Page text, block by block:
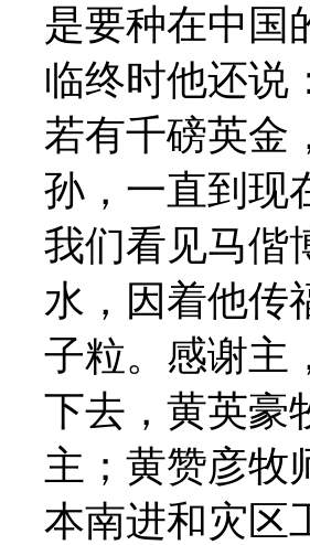
是要种在中国
临终时他还说
若有千磅英金
孙，一直到现
我们看见马偕
水，因着他传
子粒。感谢主
下去，黄英豪
主；黄赞彦牧
本南进和灾区